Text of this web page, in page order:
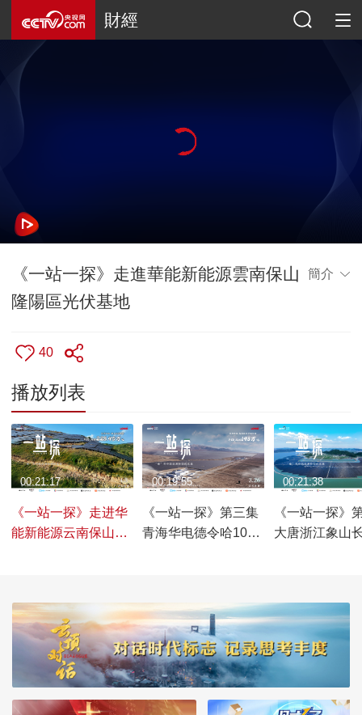
財經
《一站一探》走進華能新能源雲南保山
隆陽區光伏基地
簡介
40
播放列表
《一站一探》走进华
能新能源云南保山隆
00:21:17
《一站一探》第三集
青海华电德令哈100
00:19:55
《一站一探》
大唐浙江象山
00:21:38